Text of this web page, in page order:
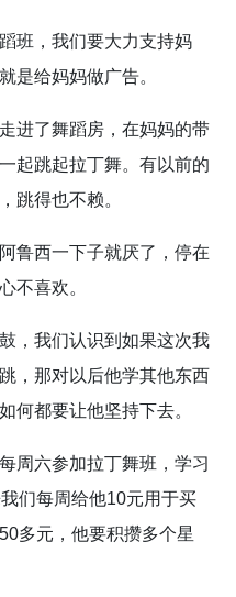
班，我们要大力支持妈
是给妈妈做广告。
进了舞蹈房，在妈妈的带
起跳起拉丁舞。有以前的
跳得也不赖。
鲁西一下子就厌了，停在
不喜欢。
，我们认识到如果这次我
，那对以后他学其他东西
何都要让他坚持下去。
周六参加拉丁舞班，学习
们每周给他10元用于买
多元，他要积攒多个星